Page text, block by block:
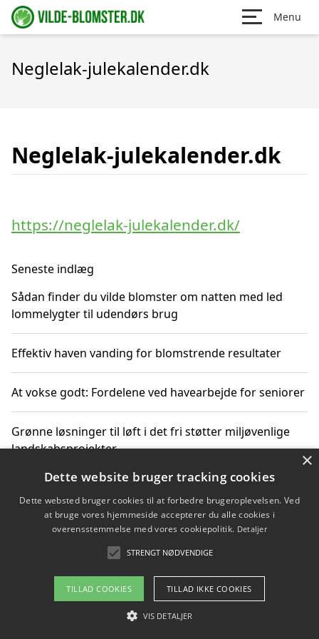
Menu
Neglelak-julekalender.dk
Neglelak-julekalender.dk
https://neglelak-julekalender.dk/
Seneste indlæg
Sådan finder du vilde blomster om natten med led
lommelygter til udendørs brug
Effektiv haven vanding for blomstrende resultater
At vokse godt: Fordelene ved havearbejde for seniorer
Grønne løsninger til løft i det fri støtter miljøvenlige
landskabsprojekter
Gør haven til et frirum for familien og naturen
Copyright 2026 - Pilanto Aps
Om / kontakt
Blog Betingelser
×
Dette website bruger tracking cookies
Dette websted bruger cookies til at forbedre brugeroplevelsen. Ved
at bruge vores hjemmeside accepterer du alle cookies i
overensstemmelse med vores cookiepolitik. Detaljer
STRENGT NØDVENDIGE
TILLAD COOKIES TILLAD IKKE COOKIES
VIS DETALJER